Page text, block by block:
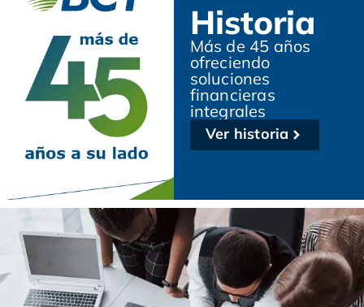
Historia
Más de 45 años
ofreciendo
soluciones
financieras
integrales
Ver historia